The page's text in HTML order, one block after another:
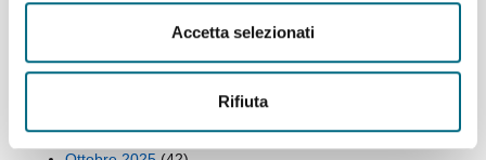
Accetta selezionati
Rifiuta
(50)
Febbraio 2026(49)
Novembre 2025(43)